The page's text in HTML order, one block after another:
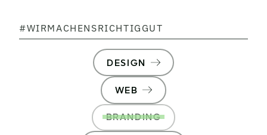
#WIRMACHENSRICHTIGGUT
DESIGN
WEB
BRANDING